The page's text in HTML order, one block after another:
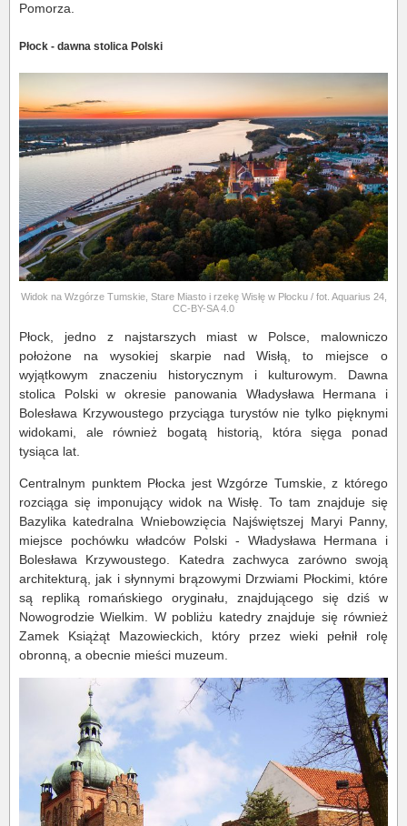
Pomorza.
Płock - dawna stolica Polski
Widok na Wzgórze Tumskie, Stare Miasto i rzekę Wisłę w Płocku / fot. Aquarius 24,
CC-BY-SA 4.0
Płock, jedno z najstarszych miast w Polsce, malowniczo
położone na wysokiej skarpie nad Wisłą, to miejsce o
wyjątkowym znaczeniu historycznym i kulturowym. Dawna
stolica Polski w okresie panowania Władysława Hermana i
Bolesława Krzywoustego przyciąga turystów nie tylko pięknymi
widokami, ale również bogatą historią, która sięga ponad
tysiąca lat.
Centralnym punktem Płocka jest Wzgórze Tumskie, z którego
rozciąga się imponujący widok na Wisłę. To tam znajduje się
Bazylika katedralna Wniebowzięcia Najświętszej Maryi Panny,
miejsce pochówku władców Polski - Władysława Hermana i
Bolesława Krzywoustego. Katedra zachwyca zarówno swoją
architekturą, jak i słynnymi brązowymi Drzwiami Płockimi, które
są repliką romańskiego oryginału, znajdującego się dziś w
Nowogrodzie Wielkim. W pobliżu katedry znajduje się również
Zamek Książąt Mazowieckich, który przez wieki pełnił rolę
obronną, a obecnie mieści muzeum.